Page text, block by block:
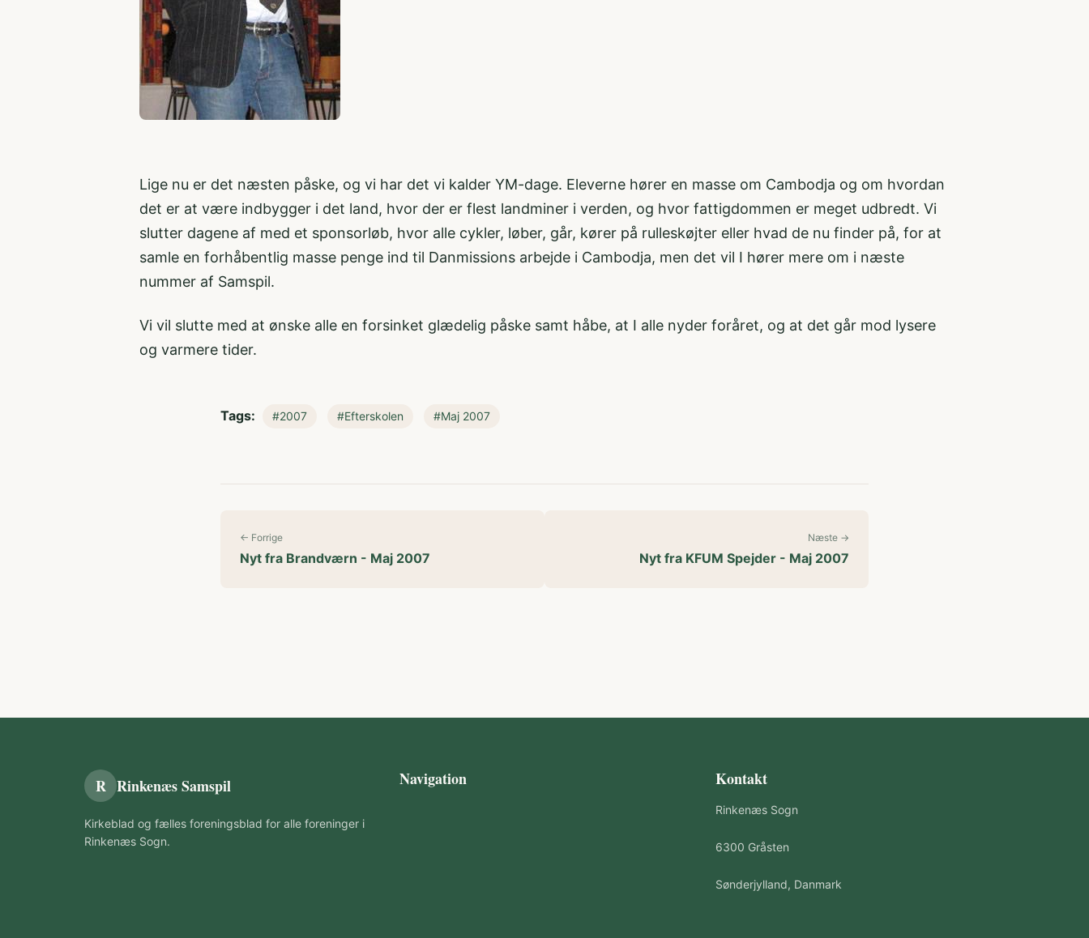
Lige nu er det næsten påske, og vi har det vi kalder YM-dage. Eleverne hører en masse om Cambodja og om hvordan
det er at være indbygger i det land, hvor der er flest landminer i verden, og hvor fattigdommen er meget udbredt. Vi
slutter dagene af med et sponsorløb, hvor alle cykler, løber, går, kører på rulleskøjter eller hvad de nu finder på, for at
samle en forhåbentlig masse penge ind til Danmissions arbejde i Cambodja, men det vil I hører mere om i næste
nummer af Samspil.
Vi vil slutte med at ønske alle en forsinket glædelig påske samt håbe, at I alle nyder foråret, og at det går mod lysere
og varmere tider.
Tags: #2007 #Efterskolen #Maj 2007
← Forrige
Nyt fra Brandværn - Maj 2007
Næste →
Nyt fra KFUM Spejder - Maj 2007
R Rinkenæs Samspil
Kirkeblad og fælles foreningsblad for alle foreninger i
Rinkenæs Sogn.
Navigation Kontakt
Rinkenæs Sogn
6300 Gråsten
Sønderjylland, Danmark